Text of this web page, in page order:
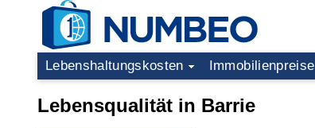
Lebenshaltungskosten Immobilienpreise
Lebensqualität in Barrie